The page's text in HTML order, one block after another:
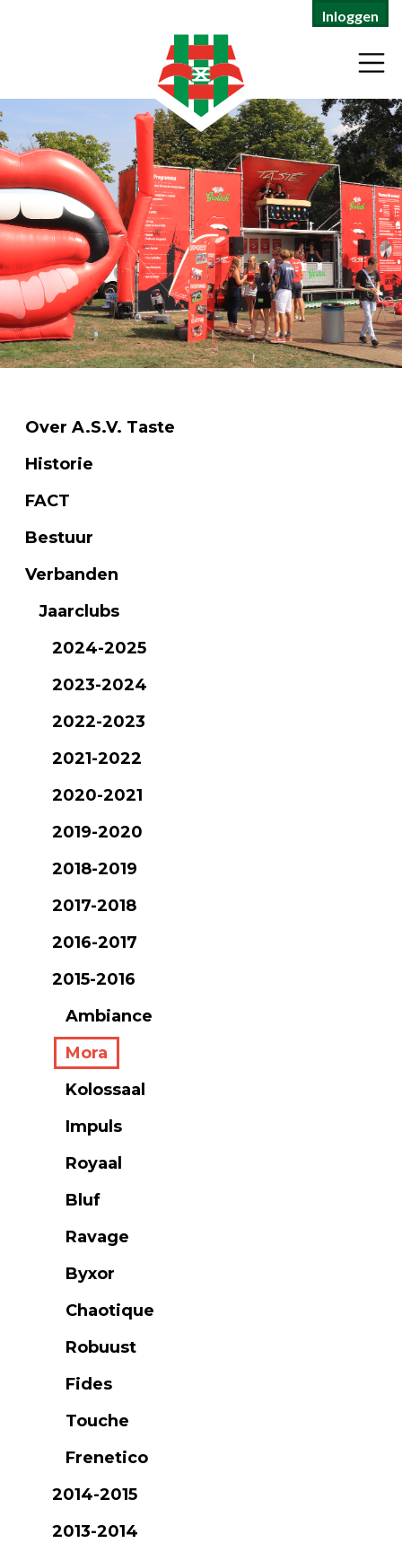
Inloggen
Over A.S.V. Taste
Historie
FACT
Bestuur
Verbanden
Jaarclubs
2024-2025
2023-2024
2022-2023
2021-2022
2020-2021
2019-2020
2018-2019
2017-2018
2016-2017
2015-2016
Ambiance
Mora
Kolossaal
Impuls
Royaal
Bluf
Ravage
Byxor
Chaotique
Robuust
Fides
Touche
Frenetico
2014-2015
2013-2014